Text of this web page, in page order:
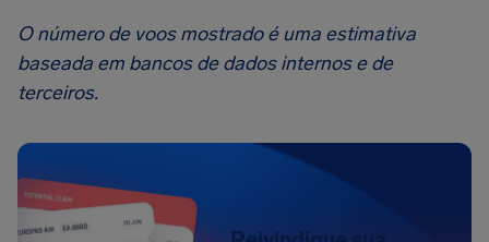
O número de voos mostrado é uma estimativa
baseada em bancos de dados internos e de
terceiros.